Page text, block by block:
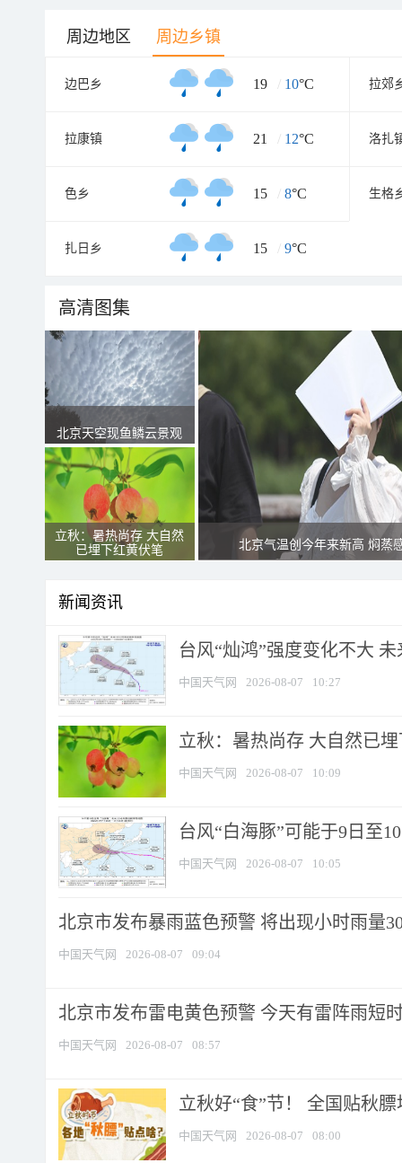
周边地区 周边乡镇
边巴乡 19 / 10°C 拉郊
拉康镇 21 / 12°C 洛扎
色乡 15 / 8°C 生格
扎日乡 15 / 9°C
高清图集
北京天空现鱼鳞云景观
立秋：暑热尚存 大自然
已埋下红黄伏笔
北京气温创今年来新高 焖蒸
新闻资讯
台风“灿鸿”强度变化不大
中国天气网 2026-08-07 10:27
立秋：暑热尚存 大自然已
中国天气网 2026-08-07 10:09
台风“白海豚”可能于9日至
中国天气网 2026-08-07 10:05
北京市发布暴雨蓝色预警 将出现小时雨量
中国天气网 2026-08-07 09:04
北京市发布雷电黄色预警 今天有雷阵雨短
中国天气网 2026-08-07 08:57
立秋好“食”节！ 全国贴秋
中国天气网 2026-08-07 08:00